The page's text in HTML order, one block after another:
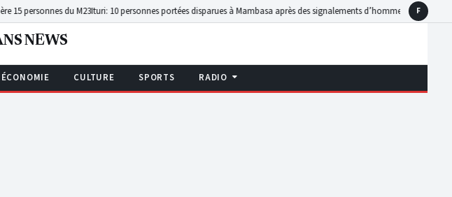
M23Ituri: 10 personnes portées disparues à Mambasa après des signalements d’hommes armés dans des champs de
F
ÉCONOMIE CULTURE SPORTS RADIO
NEWS